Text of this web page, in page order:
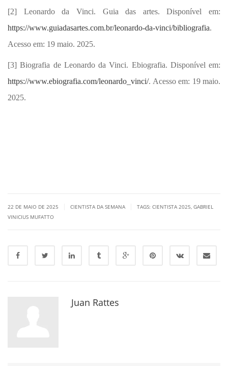
[2] Leonardo da Vinci. Guia das artes. Disponível em:
https://www.guiadasartes.com.br/leonardo-da-vinci/bibliografia.
Acesso em: 19 maio. 2025.
[3] Biografia de Leonardo da Vinci. Ebiografia. Disponível em:
https://www.ebiografia.com/leonardo_vinci/. Acesso em: 19 maio.
2025.
22 DE MAIO DE 2025 CIENTISTA DA SEMANA TAGS: CIENTISTA 2025 GABRIEL
VINICIUS MUFATTO
Juan Rattes